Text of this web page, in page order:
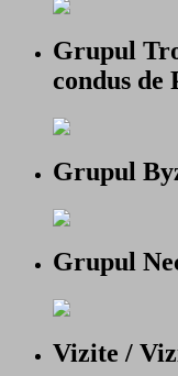
Grupul
condus de
Grupul
Grupul
Vizite /